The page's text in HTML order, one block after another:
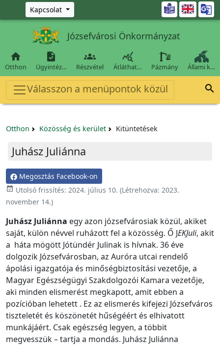
Ugrás a fő tartalomra
Kapcsolat 
Józsefvárosi Önkormányzat

Otthon

Ügyintéz…

Részvétel

Átláthat… Pázmány Állami k…
Válasszon a menüpontok közül 
Otthon Közösség és kerület Kitüntetések
Juhász Juliánna
Megosztás Facebook-on
event_available Utolsó frissítés: 2024. július 10. (Létrehozva: 2023.
november 14.)
Juhász Juliánna egy azon józsefvárosiak közül, akiket
saját, külön névvel ruházott fel a közösség. Ő JEKJuli, akit
a háta mögött Jótündér Julinak is hívnak. 36 éve
dolgozik Józsefvárosban, az Auróra utcai rendelő
ápolási igazgatója és minőségbiztosítási vezetője, a
Magyar Egészségügyi Szakdolgozói Kamara vezetője,
aki minden elismerést megkapott, amit ebben a
pozícióban lehetett . Ez az elismerés kifejezi Józsefváros
tiszteletét és köszönetét hűségéért és elhivatott
munkájáért. Csak egészség legyen, a többit
megvesszük – tartja a mondás. Juhász Juliánna